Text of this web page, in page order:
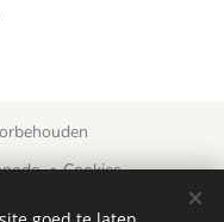
Cookies